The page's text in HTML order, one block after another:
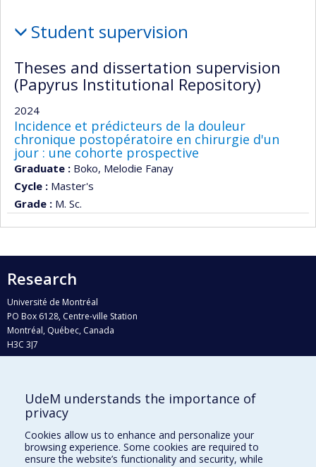
and
supervision
Student supervision
Theses and dissertation supervision
(Papyrus Institutional Repository)
2024
Incidence et prédicteurs de la douleur
chronique postopératoire en chirurgie d'un
jour : une cohorte prospective
Graduate : Boko, Melodie Fanay
Cycle : Master's
Grade : M. Sc.
Research
Université de Montréal
PO Box 6128, Centre-ville Station
Montréal, Québec, Canada
H3C 3J7
Who does what?
Find us
Site map
UdeM understands the importance of
privacy
Cookies allow us to enhance and personalize your
browsing experience. Some cookies are required to
ensure the website’s functionality and security, while